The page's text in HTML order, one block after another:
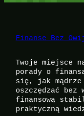
Finanse Bez
Twoje miejsce
porady o
się, jak mądrze
oszczędzać bez
finansową
praktyczną